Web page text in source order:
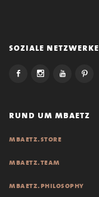
soziale netzwerke
rund um mbaetz
mbaetz.store
mbaetz.team
mbaetz.philosophy